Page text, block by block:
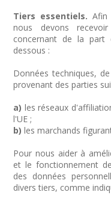
Tiers essentiels. Afin
nous devons
concernant de la part
dessous :
Données techniques,
provenant des parties
a) les réseaux
l'UE ;
b) les marchands
Pour nous aider à
et le fonctionnement
des données
divers tiers, comme